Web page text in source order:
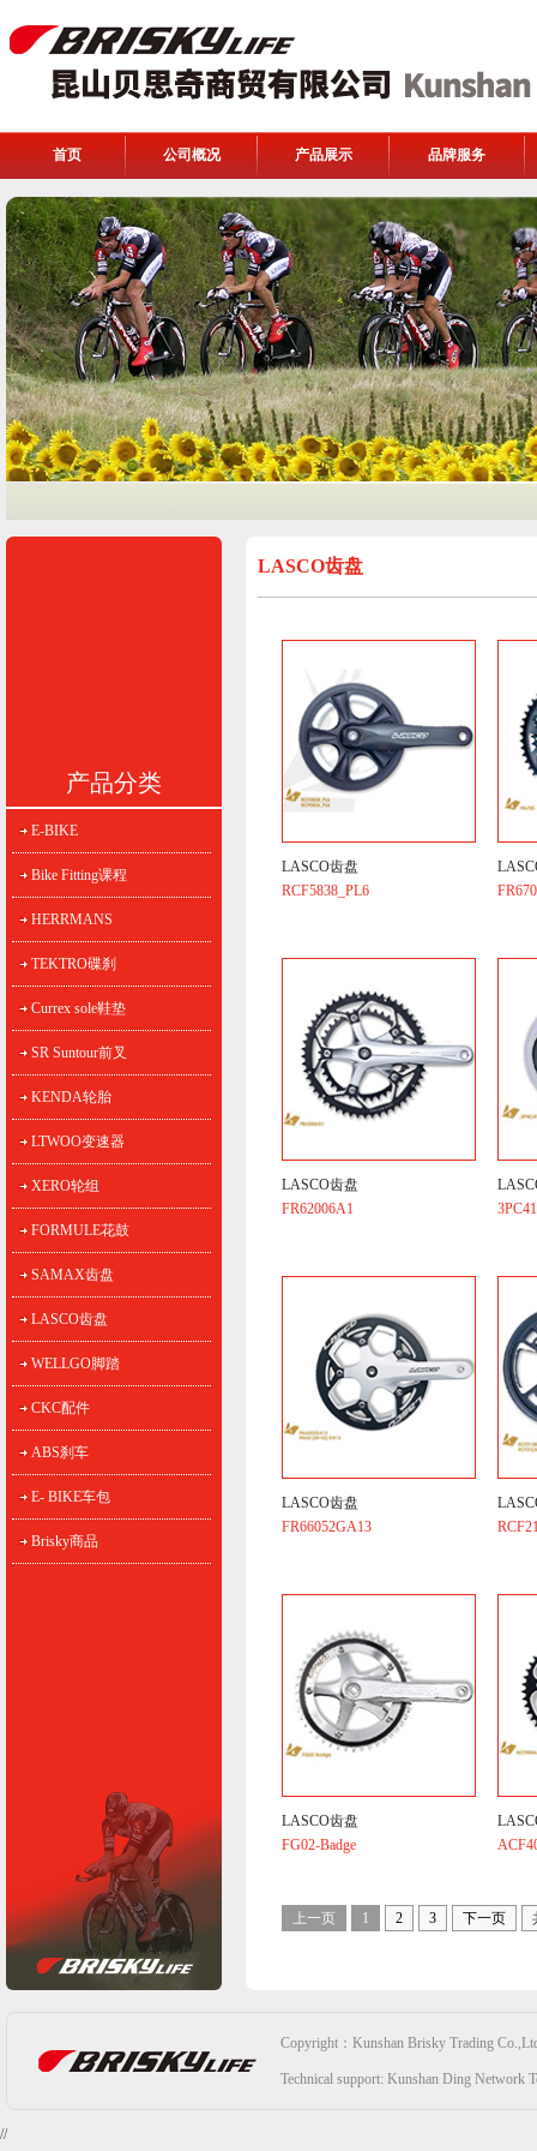
首页 公司概况 产品展示 品牌服务
产品分类
E-BIKE
Bike Fitting课程
HERRMANS
TEKTRO碟刹
Currex sole鞋垫
SR Suntour前叉
KENDA轮胎
LTWOO变速器
XERO轮组
FORMULE花鼓
SAMAX齿盘
LASCO齿盘
WELLGO脚踏
CKC配件
ABS刹车
E- BIKE车包
Brisky商品
LASCO齿盘
LASCO齿盘
RCF5838_PL6
LASCO齿盘
FR62006A1
LASCO齿盘
FR66052GA13
LASCO齿盘
FG02-Badge
上一页 1 2 3 下一页
Copyright：Kunshan Brisky Trading
Technical support: Kunshan Ding Network
//